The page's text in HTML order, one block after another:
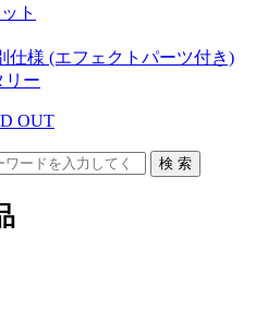
ト
仕様 (エフェクトパーツ付き)
リー
OUT